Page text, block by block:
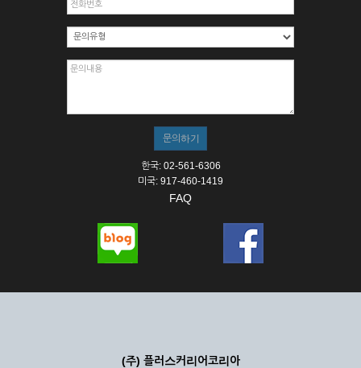
7. 회사의 정보를 사전 승낙 없이 전재, 변조, 복사하여 이용하
8. 기타 회사가 정한 제반 사항을 위반하며 신청하는 경우
제5조 (서비스의 이용 및 중지)
② 시스템 점검, 교체 및 고장, 기술적인 이유, 국가비상사태, 정
스가 불가능할 경우 회사는 사전 공지나 예고 없이 서비스의 전
부 또는 일부를 일시적 또는 영구적으로 중지할 수 있습니다.
③ 기타 회사는 서비스를 제공할 수 없는 합당한 사유가 발생한
④ 회사는 제 2항 및 제 3항의 사유로 서비스의 제공이 일시적
여 배상하지 않습니다.
제3장 권리 및 의무
공할 수 있도록 최선의 노력을 다하여야 합니다.
한국: 02-561-6306
미국: 917-460-1419
FAQ
(주) 플러스커리어코리아